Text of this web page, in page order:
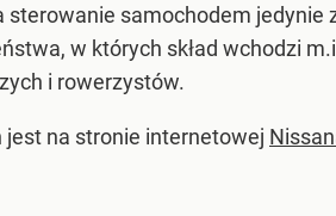
samochodem jedynie
w których skład wchodzi
i rowerzystów.
na stronie internetowej